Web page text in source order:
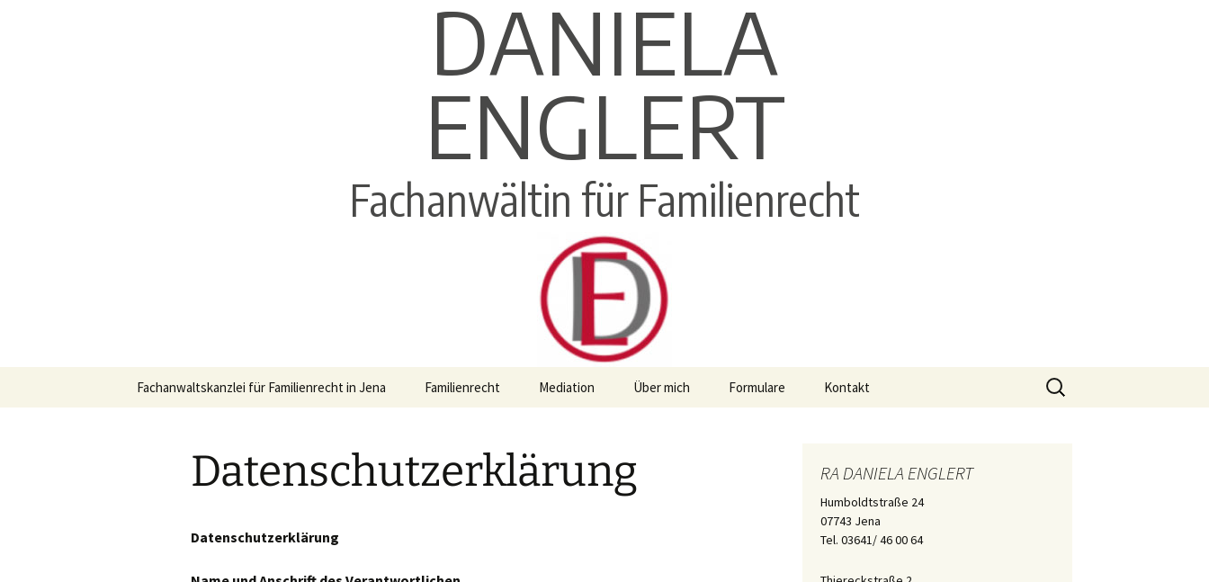
DANIELA
ENGLERT
Fachanwältin für Familienrecht
Fachanwaltskanzlei für Familienrecht in Jena Familienrecht Mediation Über mich Formulare Kontakt
München
Suchen
nach:
Datenschutzerklärung
Datenschutzerklärung
RA DANIELA ENGLERT
Humboldtstraße 24
07743 Jena
Tel. 03641/ 46 00 64